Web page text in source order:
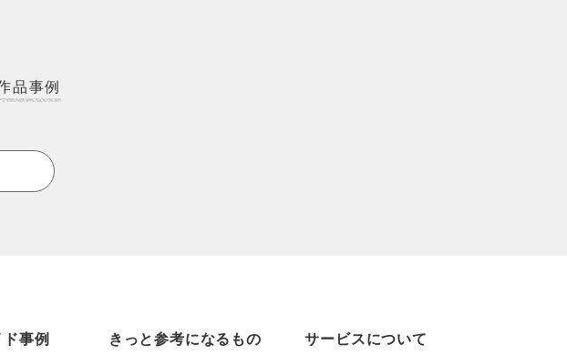
品事例
事例 きっと参考になるもの サービスについて